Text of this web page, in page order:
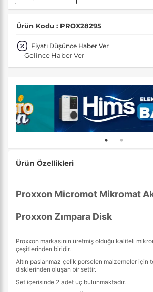
Ürün Kodu : PROX28295
Fiyatı Düşünce Haber Ver
Gelince Haber Ver
Ürün Özellikleri
Proxxon Micromot Mikromat
Proxxon Zımpara Disk
Proxxon markasının üretmiş olduğu kaliteli
çeşitlerinden biridir.
Altın paslanmaz çelik porselen malzemeler için
disklerinden oluşan bir settir.
Set içerisinde 2 adet uç bulunmaktadır.